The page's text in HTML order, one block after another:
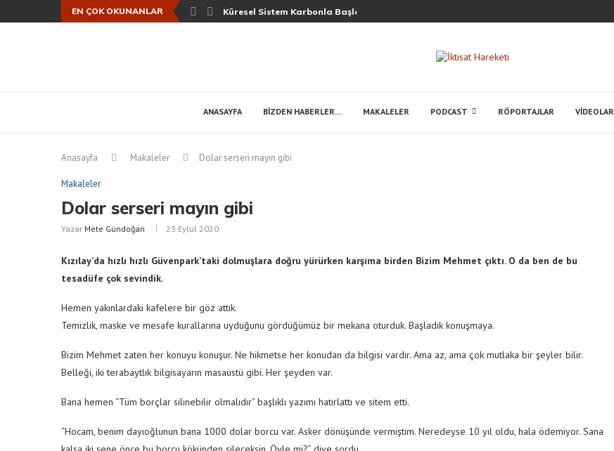
EN ÇOK OKUNANLAR Küresel Sistem Karbonla Başlar, Kanla Biter!
ANASAYFA BIZDEN HABERLER… MAKALELER PODCAST RÖPORTAJLAR VIDEOLAR
Anasayfa Makaleler Dolar serseri mayın gibi
Makaleler
Dolar serseri mayın gibi
Yazar Mete Gündoğan 23 Eylül 2020
Kızılay’da hızlı hızlı Güvenpark’taki dolmuşlara doğru yürürken karşıma birden Bizim Mehmet çıktı. O da ben de bu
tesadüfe çok sevindik.
Hemen yakınlardaki kafelere bir göz attık.
Temizlik, maske ve mesafe kurallarına uyduğunu gördüğümüz bir mekana oturduk. Başladık konuşmaya.
Bizim Mehmet zaten her konuyu konuşur. Ne hikmetse her konudan da bilgisi vardır. Ama az, ama çok mutlaka bir şeyler bilir.
Belleği, iki terabaytlık bilgisayarın masaüstü gibi. Her şeyden var.
Bana hemen “Tüm borçlar silinebilir olmalıdır” başlıklı yazımı hatırlattı ve sitem etti.
“Hocam, benim dayıoğlunun bana 1000 dolar borcu var. Asker dönüşünde vermiştim. Neredeyse 10 yıl oldu, hala ödemiyor. Sana